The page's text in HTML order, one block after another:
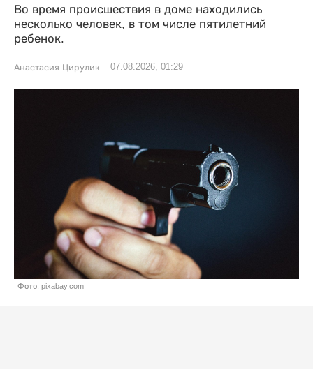
Во время происшествия в доме находились
несколько человек, в том числе пятилетний
ребенок.
Анастасия Цирулик 07.08.2026, 01:29
Фото: pixabay.com